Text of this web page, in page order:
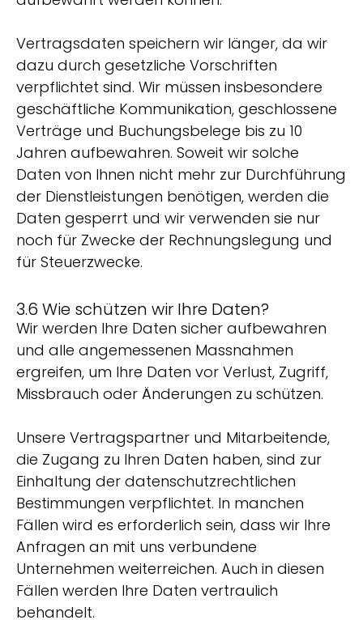
Vertragsdaten speichern wir länger, da wir
dazu durch gesetzliche Vorschriften
verpflichtet sind. Wir müssen insbesondere
geschäftliche Kommunikation, geschlossene
Verträge und Buchungsbelege bis zu 10
Jahren aufbewahren. Soweit wir solche
Daten von Ihnen nicht mehr zur Durchführung
der Dienstleistungen benötigen, werden die
Daten gesperrt und wir verwenden sie nur
noch für Zwecke der Rechnungslegung und
für Steuerzwecke.
3.6 Wie schützen wir Ihre Daten?
Wir werden Ihre Daten sicher aufbewahren
und alle angemessenen Massnahmen
ergreifen, um Ihre Daten vor Verlust, Zugriff,
Missbrauch oder Änderungen zu schützen.
Unsere Vertragspartner und Mitarbeitende,
die Zugang zu Ihren Daten haben, sind zur
Einhaltung der datenschutzrechtlichen
Bestimmungen verpflichtet. In manchen
Fällen wird es erforderlich sein, dass wir Ihre
Anfragen an mit uns verbundene
Unternehmen weiterreichen. Auch in diesen
Fällen werden Ihre Daten vertraulich
behandelt.